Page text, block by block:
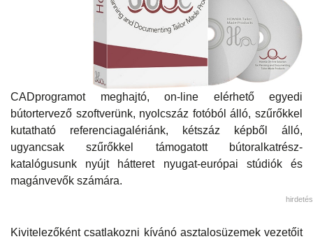
CADprogramot meghajtó, on-line elérhető egyedi
bútortervező szoftverünk, nyolcszáz fotóból álló, szűrőkkel
kutatható referenciagalériánk, kétszáz képből álló,
ugyancsak szűrőkkel támogatott bútoralkatrész-
katalógusunk nyújt hátteret nyugat-európai stúdiók és
magánvevők számára.
hirdetés
Kivitelezőként csatlakozni kívánó asztalosüzemek vezetőit